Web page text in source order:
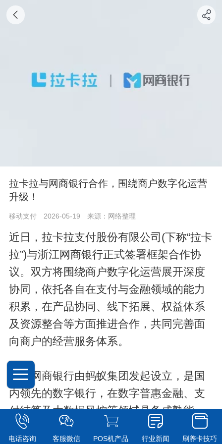
拉卡拉与网商银行合作，围绕商户数字化运营
升级！
移动支付 2026-05-19 来源：网络整理
近日，拉卡拉支付股份有限公司(下称“拉卡
拉”)与浙江网商银行正式签署框架合作协
议。双方将围绕商户数字化运营展开深度
协同，依托各自在支付与金融领域的能力
积累，在产品协同、线下拓展、权益体系
及资源整合等方面推进合作，共同完善面
向商户的经营服务体系。
浙江网商银行由蚂蚁集团发起设立，是国
内领先的数字银行，在数字普惠金融、支
付结算及大数据风控等领域具备成熟能
力，累计服务超7722万小微经营者。拉卡
电话咨询 客服微信 POS机产品 行业新闻 刷养卡技巧